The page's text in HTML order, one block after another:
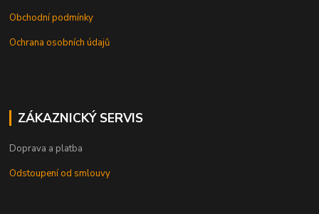
Obchodní podmínky
Ochrana osobních údajů
ZÁKAZNICKÝ SERVIS
Doprava a platba
Odstoupení od smlouvy